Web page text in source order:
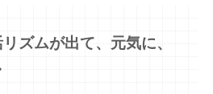
ズムが出て、元気に、